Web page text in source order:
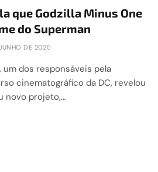
que Godzilla Minus One
do Superman
DE 2025
dos responsáveis pela
cinematográfico da DC, revelou
novo projeto,…